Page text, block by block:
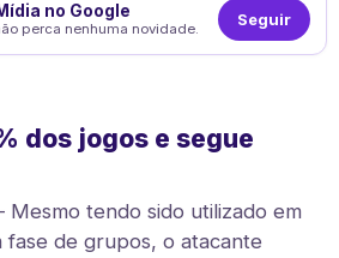
no Google
perca nenhuma novidade. Seguir
dos jogos e segue
tendo sido utilizado em
fase de grupos, o atacante